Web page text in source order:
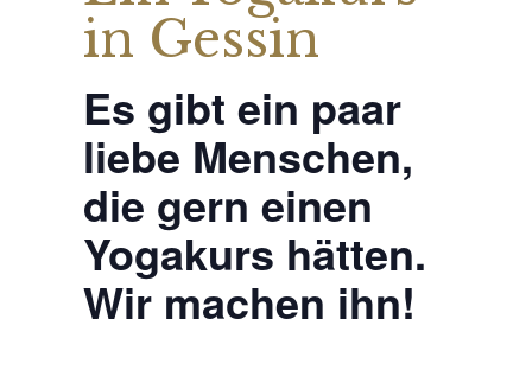
in Gessin
Es gibt ein paar
liebe Menschen,
die gern einen
Yogakurs hätten.
Wir machen ihn!